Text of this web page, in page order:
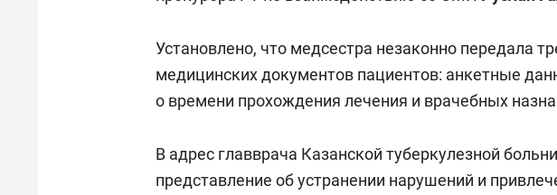
Установлено, что медсестра незаконно передала
медицинских документов пациентов: анкетные
о времени прохождения лечения и врачебных
В адрес главврача Казанской туберкулезной
представление об устранении нарушений и